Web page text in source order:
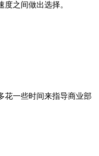
之间做出选择。
一些时间来指导商业部